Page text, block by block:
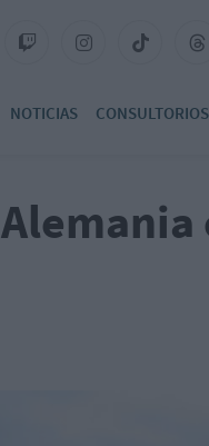
NOTICIAS CONSULTORIOS
Alemania